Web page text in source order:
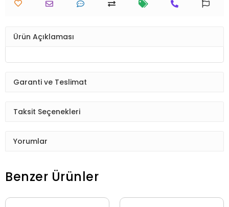
Ürün Açıklaması
Garanti ve Teslimat
Taksit Seçenekleri
Yorumlar
Benzer Ürünler